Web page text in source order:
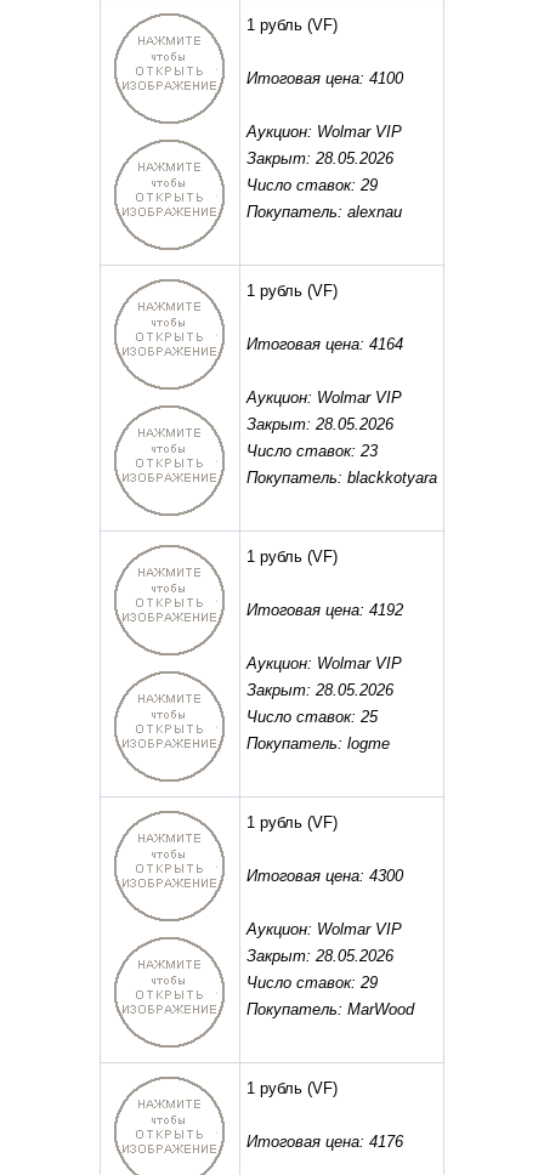
1 рубль (VF)
Итоговая цена: 4100
Аукцион: Wolmar VIP
Закрыт: 28.05.2026
Число ставок: 29
Покупатель: alexnau
1 рубль (VF)
Итоговая цена: 4164
Аукцион: Wolmar VIP
Закрыт: 28.05.2026
Число ставок: 23
Покупатель: blackkotyara
1 рубль (VF)
Итоговая цена: 4192
Аукцион: Wolmar VIP
Закрыт: 28.05.2026
Число ставок: 25
Покупатель: logme
1 рубль (VF)
Итоговая цена: 4300
Аукцион: Wolmar VIP
Закрыт: 28.05.2026
Число ставок: 29
Покупатель: MarWood
1 рубль (VF)
Итоговая цена: 4176